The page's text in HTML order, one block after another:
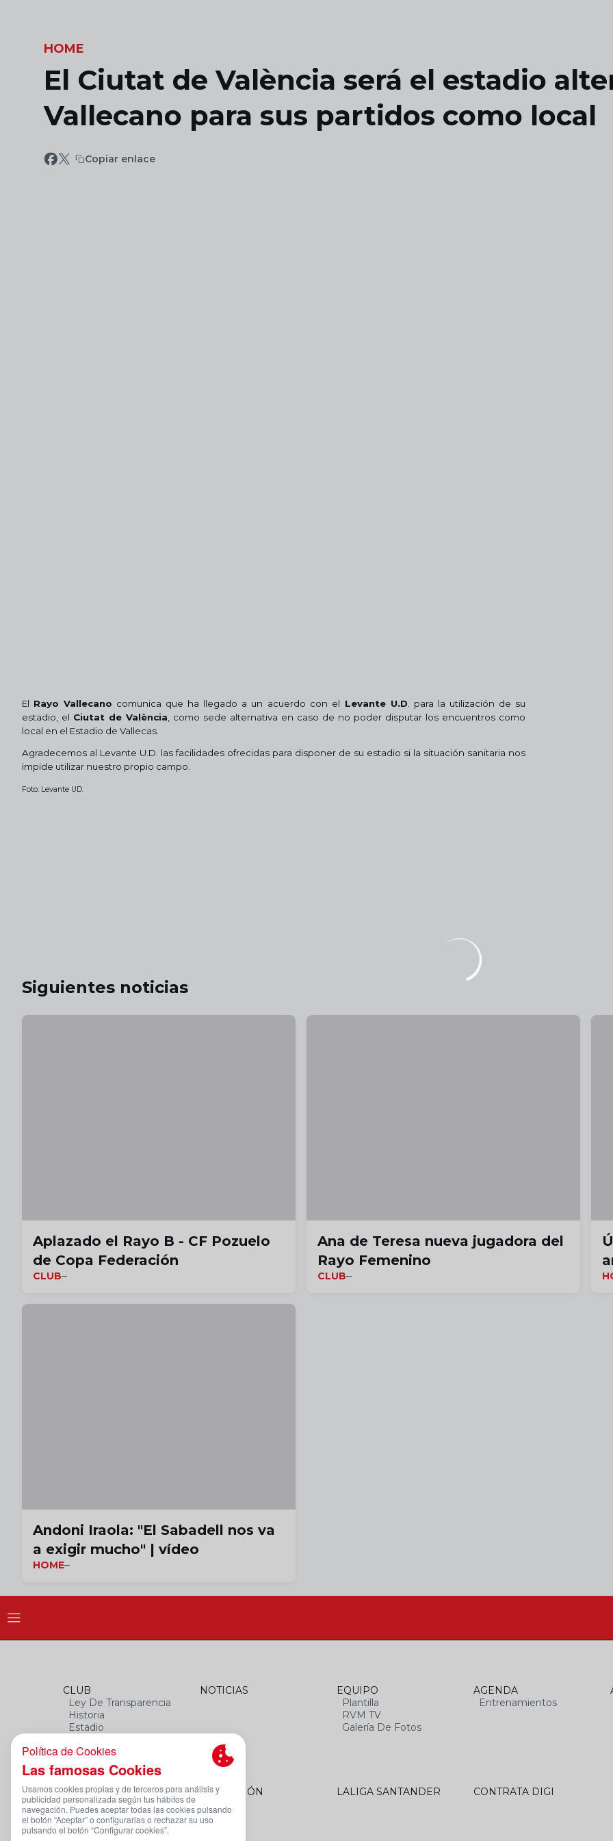
HOME
El Ciutat de València será el estadio
Vallecano para sus partidos como local
Copiar enlace
El Rayo Vallecano comunica que ha llegado a un acuerdo con el Levante U.D . para la utilización de su
estadio, el Ciutat de València , como sede alternativa en caso de no poder disputar los encuentros como
local en el Estadio de Vallecas.
Agradecemos al Levante U.D. las facilidades ofrecidas para disponer de su estadio si la situación sanitaria nos
impide utilizar nuestro propio campo.
Foto: Levante UD.
Siguientes noticias
Aplazado el Rayo B - CF Pozuelo
de Copa Federación
CLUB
Ana de Teresa nueva jugadora del
Rayo Femenino
CLUB
Andoni Iraola: "El Sabadell nos va
a exigir mucho" | vídeo
HOME
CLUB
Ley De Transparencia
Historia
Estadio
Datos Del Club
NOTICIAS
EQUIPO
Plantilla
RVM TV
Galería De Fotos
AGENDA
Entrenamientos
FEMENINO
Plantilla
FUNDACIÓN LALIGA SANTANDER CONTRATA DIGI